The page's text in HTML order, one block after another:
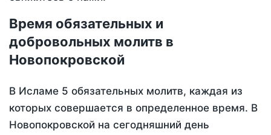
Время обязательных и
добровольных молитв в
Новопокровской
В Исламе 5 обязательных молитв, каждая из
которых совершается в определенное время. В
Новопокровской на сегодняшний день